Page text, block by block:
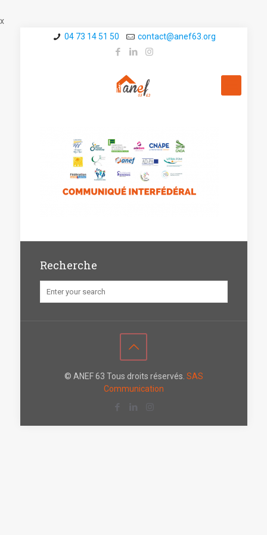
x
04 73 14 51 50
contact@a­nef63.org
Recherche
© ANEF 63 Tous droits réservés. SAS
Communication